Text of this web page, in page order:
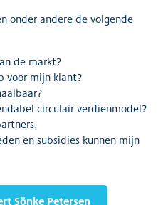
onder andere de volgende
de markt?
voor mijn klant?
circulair verdienmodel?
en subsidies kunnen mijn
Sönke Petersen